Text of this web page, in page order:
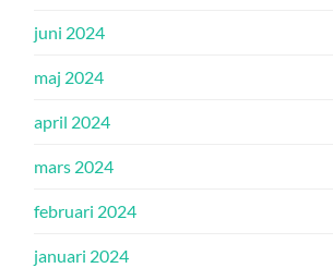
juni 2024
maj 2024
april 2024
mars 2024
februari 2024
januari 2024